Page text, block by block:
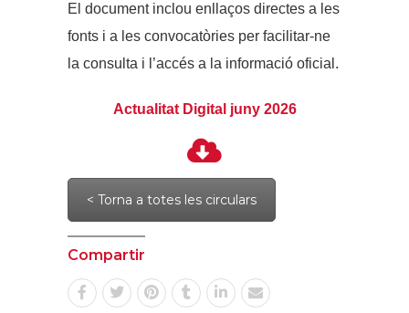
El document inclou enllaços directes a les
fonts i a les convocatòries per facilitar-ne
la consulta i l’accés a la informació oficial.
Actualitat Digital juny 2026
< Torna a totes les circulars
Compartir